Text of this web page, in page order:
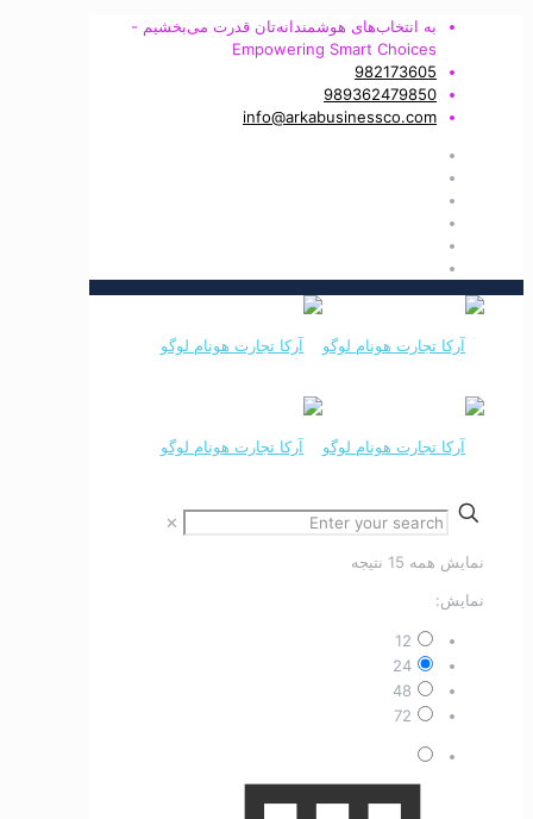
به انتخاب‌های هوشمندانه‌تان قدرت می‌بخشیم -
Empowering Smart Choices
982173605
989362479850
info@arkabusinessco.com
نمایش همه 15 نتیجه
مرتب‌سازی
نمایش:
12
24
48
72